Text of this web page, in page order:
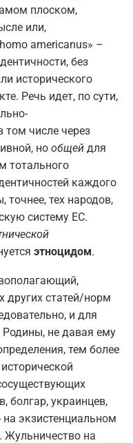
плоском,
или,
americanus» –
без
исторического
Речь идет, по сути,
том числе через
но общей для
тотального
каждого
точнее, тех народов,
систему ЕС.
этноцидом.
других статей/норм
и для
Родины, не давая ему
тем более
болгар, украинцев,
экзистенциальном
Жульничество на